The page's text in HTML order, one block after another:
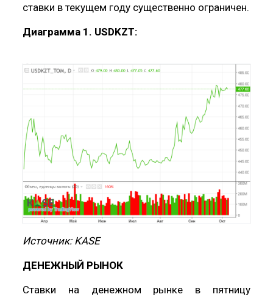
ставки в текущем году существенно ограничен.
Диаграмма 1. USDKZT:
Источник: KASE
ДЕНЕЖНЫЙ РЫНОК
Ставки на денежном рынке в пятницу